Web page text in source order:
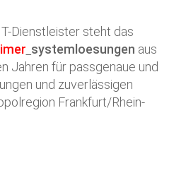
Dienstleister steht das
systemloesungen aus
Jahren für passgenaue und
und zuverlässigen
Frankfurt/Rhein-